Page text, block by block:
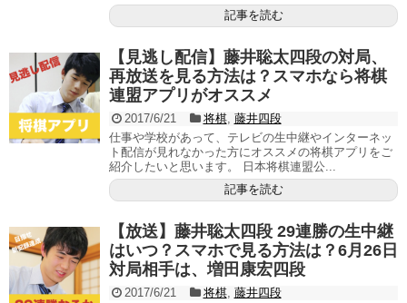
記事を読む
【見逃し配信】藤井聡太四段の対局、
再放送を見る方法は？スマホなら将棋
連盟アプリがオススメ
2017/6/21 将棋, 藤井四段
仕事や学校があって、テレビの生中継やインターネッ
ト配信が見れなかった方にオススメの将棋アプリをご
紹介したいと思います。 日本将棋連盟公...
記事を読む
【放送】藤井聡太四段 29連勝の生中継
はいつ？スマホで見る方法は？6月26日
対局相手は、増田康宏四段
2017/6/21 将棋, 藤井四段